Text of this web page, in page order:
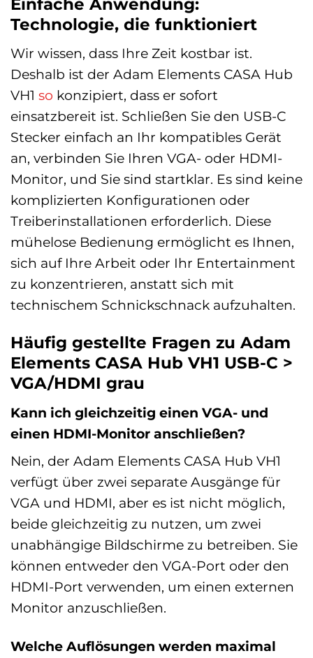
Technologie, die funktioniert
Wir wissen, dass Ihre Zeit kostbar ist.
Deshalb ist der Adam Elements CASA Hub
VH1 so konzipiert, dass er sofort
einsatzbereit ist. Schließen Sie den USB-C
Stecker einfach an Ihr kompatibles Gerät
an, verbinden Sie Ihren VGA- oder HDMI-
Monitor, und Sie sind startklar. Es sind keine
komplizierten Konfigurationen oder
Treiberinstallationen erforderlich. Diese
mühelose Bedienung ermöglicht es Ihnen,
sich auf Ihre Arbeit oder Ihr Entertainment
zu konzentrieren, anstatt sich mit
technischem Schnickschnack aufzuhalten.
Häufig gestellte Fragen zu Adam
Elements CASA Hub VH1 USB-C >
VGA/HDMI grau
Kann ich gleichzeitig einen VGA- und
einen HDMI-Monitor anschließen?
Nein, der Adam Elements CASA Hub VH1
verfügt über zwei separate Ausgänge für
VGA und HDMI, aber es ist nicht möglich,
beide gleichzeitig zu nutzen, um zwei
unabhängige Bildschirme zu betreiben. Sie
können entweder den VGA-Port oder den
HDMI-Port verwenden, um einen externen
Monitor anzuschließen.
Welche Auflösungen werden maximal